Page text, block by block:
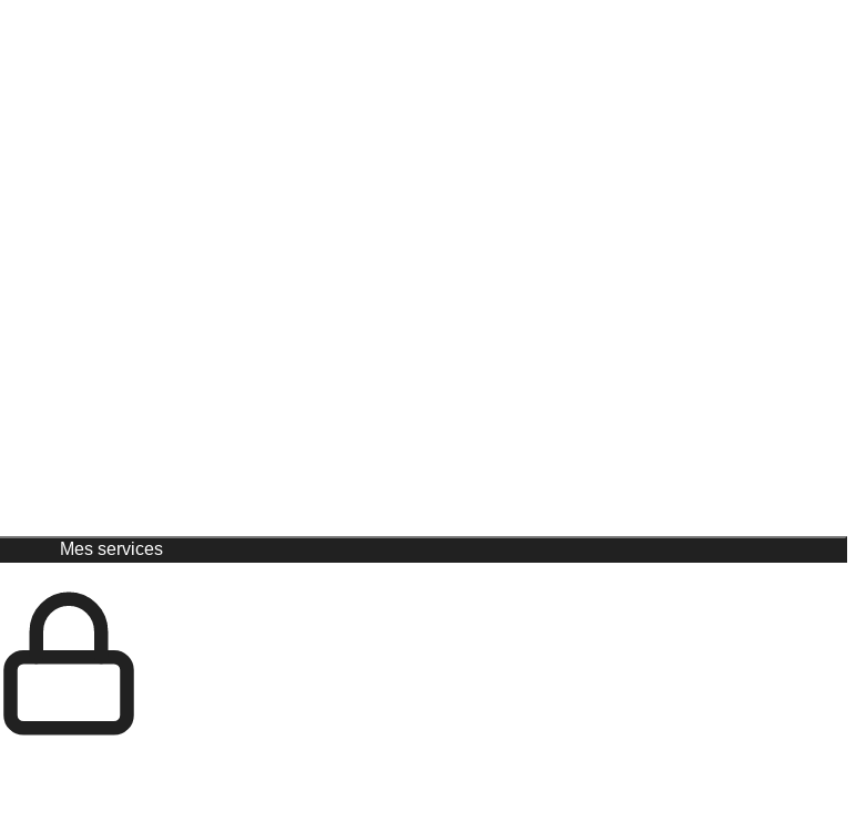
Mes services